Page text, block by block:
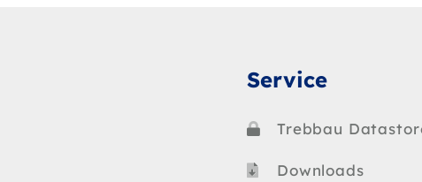
Service
Trebbau
Downloads